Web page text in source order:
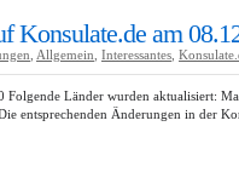
Konsulate.de am
Allgemein Interessantes
Länder wurden aktualisiert:
entsprechenden Änderungen in der